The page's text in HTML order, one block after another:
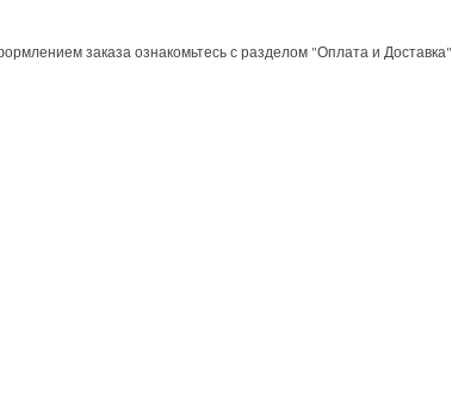
заказа ознакомьтесь с разделом "Оплата и Доставка"